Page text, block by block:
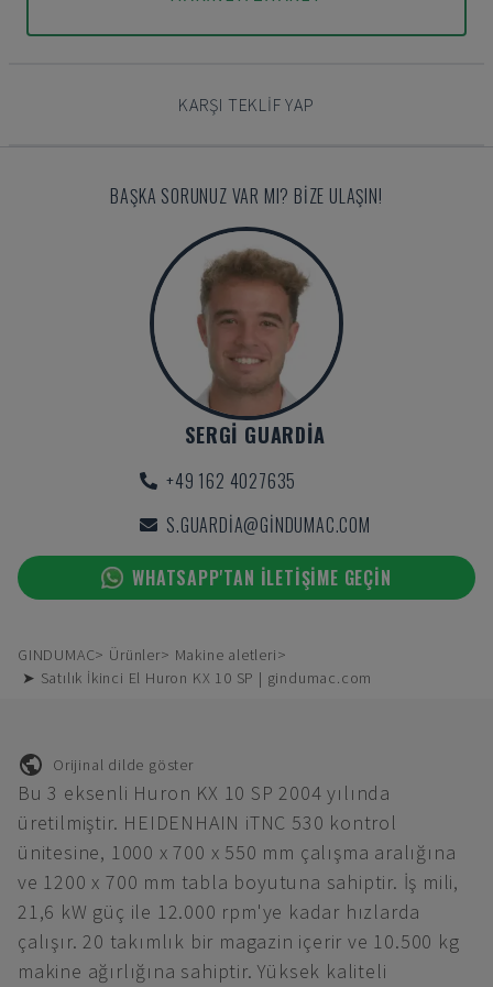
KARŞI TEKLIF YAP
BAŞKA SORUNUZ VAR MI? BIZE ULAŞIN!
SERGI GUARDIA
+49 162 4027635
S.GUARDIA@GINDUMAC.COM
WHATSAPP'TAN ILETIŞIME GEÇIN
GINDUMAC Ürünler
Makine aletleri
➤ Satılık İkinci El Huron KX 10 SP | gindumac.com
Orijinal dilde göster
Bu 3 eksenli Huron KX 10 SP 2004 yılında
üretilmiştir. HEIDENHAIN iTNC 530 kontrol
ünitesine, 1000 x 700 x 550 mm çalışma aralığına
ve 1200 x 700 mm tabla boyutuna sahiptir. İş mili,
21,6 kW güç ile 12.000 rpm'ye kadar hızlarda
çalışır. 20 takımlık bir magazin içerir ve 10.500 kg
makine ağırlığına sahiptir. Yüksek kaliteli